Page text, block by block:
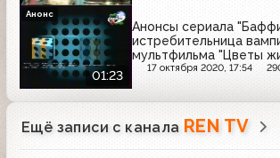
01:23
Анонсы сериала
истребительница
мультфильма "Цветы
2001)
17 октября 2020, 17:54
Анонс
Ещё записи с канала REN TV